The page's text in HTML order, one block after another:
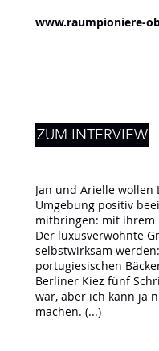
www.raumpioniere-
ZUM INTERVIEW
Jan und Arielle wollen
Umgebung positiv
mitbringen: mit ihrem
Der luxusverwöhnte
selbstwirksam
portugiesischen
Berliner Kiez fünf
war, aber ich kann ja
machen. (...)